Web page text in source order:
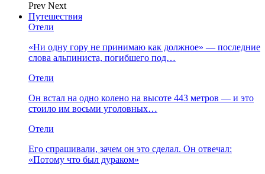
Prev Next
Путешествия
Отели
«Ни одну гору не принимаю как должное» — последние
слова альпиниста, погибшего под…
Отели
Он встал на одно колено на высоте 443 метров — и это
стоило им восьми уголовных…
Отели
Его спрашивали, зачем он это сделал. Он отвечал:
«Потому что был дураком»